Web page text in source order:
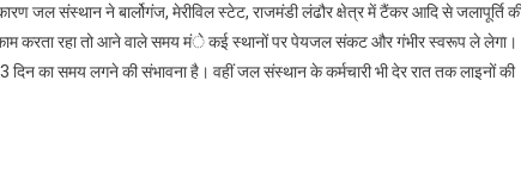
जल संस्थान ने बार्लोगंज, मेरीविल स्टेट, राजमंडी लंढौर क्षेत्र में टैंकर आदि से जलापूर्ति
काम करता रहा तो आने वाले समय मंे कई स्थानों पर पेयजल संकट और गंभीर स्वरूप ले लेगा।
दिन का समय लगने की संभावना है। वहीं जल संस्थान के कर्मचारी भी देर रात तक लाइनों की